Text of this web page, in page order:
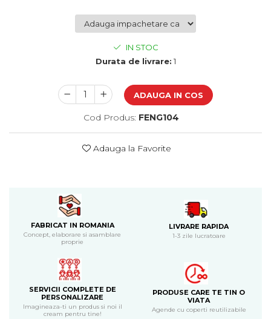
Cadouri pentru profesori
Cadouri pentru iubita
CERCEI ZAMAC
Ateliere - planse cu nisip colorat
IN STOC
Durata de livrare: 1
ADAUGA IN COS
Cod Produs: FENG104
Adauga la Favorite
FABRICAT IN ROMANIA
Concept, elaborare si asamblare
proprie
LIVRARE RAPIDA
1-3 zile lucratoare
SERVICII COMPLETE DE
PERSONALIZARE
Imagineaza-ti un produs si noi il
cream pentru tine!
PRODUSE CARE TE TIN O
VIATA
Agende cu coperti reutilizabile